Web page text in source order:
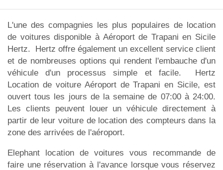
L'une des compagnies les plus populaires de location
de voitures disponible à Aéroport de Trapani en Sicile
Hertz. Hertz offre également un excellent service client
et de nombreuses options qui rendent l'embauche d'un
véhicule d'un processus simple et facile. Hertz
Location de voiture Aéroport de Trapani en Sicile, est
ouvert tous les jours de la semaine de 07:00 à 24:00.
Les clients peuvent louer un véhicule directement à
partir de leur voiture de location des compteurs dans la
zone des arrivées de l'aéroport.
Elephant location de voitures vous recommande de
faire une réservation à l'avance lorsque vous réservez